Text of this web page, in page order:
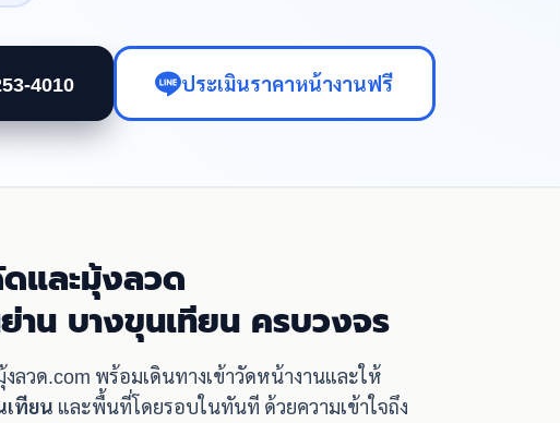
4010 ประเมินราคาหน้างานฟรี
และมุ้งลวด
าน บางขุนเทียน ครบวงจร
ลวด.com พร้อมเดินทางเข้าวัดหน้างานและให้
เทียน และพื้นที่โดยรอบในทันที ด้วยความเข้าใจถึง